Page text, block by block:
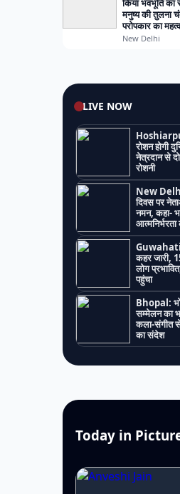
किया भवभूति
मनुष्य की तुलना
परोपकार का महत्व
New Delhi
LIVE NOW
रोशन होगी
नेत्रदान से
रोशनी
New
दिवस पर
नमन, कहा-
कहर जारी,
लोग
पहुंचा
Bhopal:
सम्मेलन का
कला-संगीत से
का संदेश
Today in